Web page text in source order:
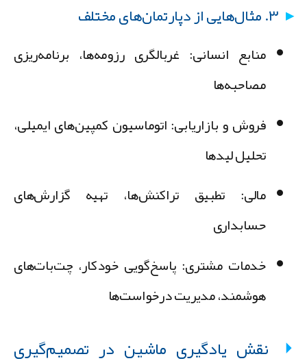
۳. مثال‌هایی از دپارتمان‌های مختلف
منابع انسانی:غربالگری رزومه‌ها، برنامه‌ریزی
مصاحبه‌ها
فروش و بازاریابی:اتوماسیون کمپین‌های ایمیلی،
تحلیل لیدها
مالی:تطبیق تراکنش‌ها، تهیه گزارش‌های
حسابداری
خدمات مشتری:پاسخ‌گویی خودکار، چت‌بات‌های
هوشمند، مدیریت درخواست‌ها
نقش یادگیری ماشین در تصمیم‌گیری